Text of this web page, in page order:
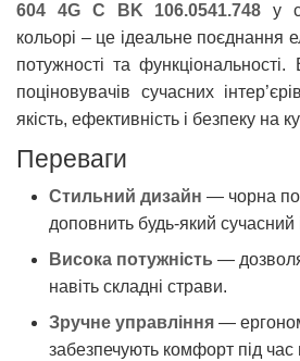
604 4G C BK 106.0541.748 у
кольорі – це ідеальне поєднання
потужності та
поціновувачів сучасних
якість, ефективність і безпеку на
Переваги
Стильний дизайн — чорна
доповнить будь-який сучасний
Висока потужність —
навіть складні страви.
Зручне управління —
забезпечують комфорт під час